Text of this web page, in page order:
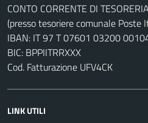
CONTO CORRENTE DI TESORERIA
(presso tesoriere comunale Poste
IBAN: IT 97 T 07601 03200
BIC: BPPIITRRXXX
Cod. Fatturazione UFV4CK
LINK UTILI